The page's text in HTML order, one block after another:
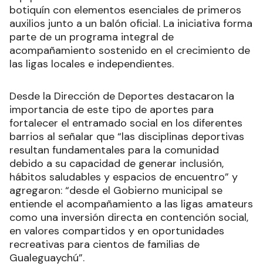
botiquín con elementos esenciales de primeros
auxilios junto a un balón oficial. La iniciativa forma
parte de un programa integral de
acompañamiento sostenido en el crecimiento de
las ligas locales e independientes.
Desde la Dirección de Deportes destacaron la
importancia de este tipo de aportes para
fortalecer el entramado social en los diferentes
barrios al señalar que “las disciplinas deportivas
resultan fundamentales para la comunidad
debido a su capacidad de generar inclusión,
hábitos saludables y espacios de encuentro” y
agregaron: “desde el Gobierno municipal se
entiende el acompañamiento a las ligas amateurs
como una inversión directa en contención social,
en valores compartidos y en oportunidades
recreativas para cientos de familias de
Gualeguaychú”.